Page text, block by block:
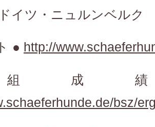
イツ・ニュルンベルク
● http://
組成
bsz/